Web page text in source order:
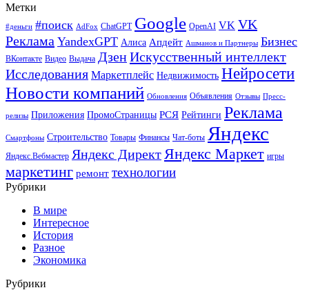
Метки
#деньги #поиск AdFox ChatGPT Google OpenAI VK VK
Реклама YandexGPT Алиса Апдейт Ашманов и Партнеры Бизнес
ВКонтакте Видео Выдача ДзенИскусственный интеллект
Исследования Маркетплейс Недвижимость Нейросети
Новости компаний Обновления Объявления Отзывы Пресс-
релизы Приложения ПромоСтраницы РСЯ Рейтинги Реклама
Смартфоны Строительство Товары Финансы Чат-боты Яндекс
Яндекс.Вебмастер Яндекс Директ Яндекс Маркет игры
маркетинг ремонт технологии
Рубрики
В мире
Интересное
История
Разное
Экономика
Рубрики